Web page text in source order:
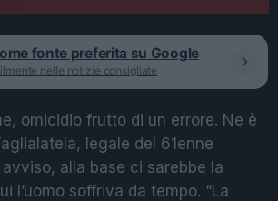
fonte preferita su Google
nelle notizie consigliate
omicidio frutto di un errore. Ne è
legale del 61enne
alla base ci sarebbe la
l’uomo soffriva da tempo. “La